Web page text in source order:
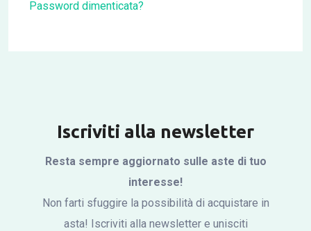
Password dimenticata?
Iscriviti alla newsletter
Resta sempre aggiornato sulle aste di tuo
interesse!
Non farti sfuggire la possibilità di acquistare in
asta! Iscriviti alla newsletter e unisciti